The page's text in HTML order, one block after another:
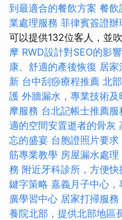
到最適合的餐飲方案 餐飲
業處理服務 菲律賓簽證
可以提供132位客人，並
摩 RWD設計對SEO的影響
康、舒適的產後恢復 居
新 台中刮痧療程推薦 北
護 外牆漏水，專業技術
摩服務 台北記帳士推薦服
適的空間安置逝者的骨灰
忘的盛宴 台胞證照片要
筋專業教學 房屋漏水處
務 附近牙科診所，方便
鍵字策略 嘉義月子中心
廣學習中心 居家打掃服
養院北部，提供北部地區